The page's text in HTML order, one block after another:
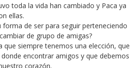
toda la vida han cambiado y Paca ya
ellas.
forma de ser para seguir perteneciendo
de grupo de amigas?
que siempre tenemos una elección, que
encontrar amigos y que debemos
corazón.